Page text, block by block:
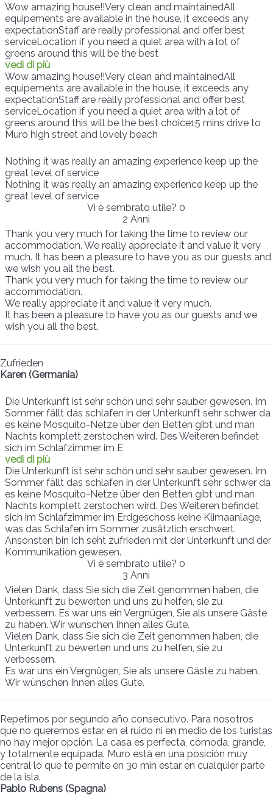
Wow amazing house!!Very clean and maintainedAll
equipements are available in the house, it exceeds any
expectationStaff are really professional and offer best
serviceLocation if you need a quiet area with a lot of
greens around this will be the best
vedi di più
Wow amazing house!!Very clean and maintainedAll
equipements are available in the house, it exceeds any
expectationStaff are really professional and offer best
serviceLocation if you need a quiet area with a lot of
greens around this will be the best choice15 mins drive to
Muro high street and lovely beach
Nothing it was really an amazing experience keep up the
great level of service
Nothing it was really an amazing experience keep up the
great level of service
Vi è sembrato utile? 0
2 Anni
Thank you very much for taking the time to review our
accommodation. We really appreciate it and value it very
much. It has been a pleasure to have you as our guests and
we wish you all the best.
Thank you very much for taking the time to review our
accommodation.
We really appreciate it and value it very much.
It has been a pleasure to have you as our guests and we
wish you all the best.
Zufrieden
Karen (Germania)
Die Unterkunft ist sehr schön und sehr sauber gewesen. Im
Sommer fällt das schlafen in der Unterkunft sehr schwer da
es keine Mosquito-Netze über den Betten gibt und man
Nachts komplett zerstochen wird. Des Weiteren befindet
sich im Schlafzimmer im E
vedi di più
Die Unterkunft ist sehr schön und sehr sauber gewesen. Im
Sommer fällt das schlafen in der Unterkunft sehr schwer da
es keine Mosquito-Netze über den Betten gibt und man
Nachts komplett zerstochen wird. Des Weiteren befindet
sich im Schlafzimmer im Erdgeschoss keine Klimaanlage,
was das Schlafen im Sommer zusätzlich erschwert.
Ansonsten bin ich seht zufrieden mit der Unterkunft und der
Kommunikation gewesen.
Vi è sembrato utile? 0
3 Anni
Vielen Dank, dass Sie sich die Zeit genommen haben, die
Unterkunft zu bewerten und uns zu helfen, sie zu
verbessern. Es war uns ein Vergnügen, Sie als unsere Gäste
zu haben. Wir wünschen Ihnen alles Gute.
Vielen Dank, dass Sie sich die Zeit genommen haben, die
Unterkunft zu bewerten und uns zu helfen, sie zu
verbessern.
Es war uns ein Vergnügen, Sie als unsere Gäste zu haben.
Wir wünschen Ihnen alles Gute.
Repetimos por segundo año consecutivo. Para nosotros
que no queremos estar en el ruido ni en medio de los turistas
no hay mejor opción. La casa es perfecta, cómoda, grande,
y totalmente equipada. Muro está en una posición muy
central lo que te permite en 30 min estar en cualquier parte
de la isla.
Pablo Rubens (Spagna)